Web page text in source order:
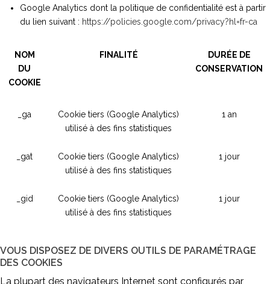
Google Analytics dont la politique de confidentialité est à partir
du lien suivant : https://policies.google.com/privacy?hl=fr-ca
NOM
DU
COOKIE
FINALITÉ
DURÉE DE
CONSERVATION
_ga
Cookie tiers (Google Analytics)
utilisé à des fins statistiques
1 an
_gat
Cookie tiers (Google Analytics)
utilisé à des fins statistiques
1 jour
_gid
Cookie tiers (Google Analytics)
utilisé à des fins statistiques
1 jour
VOUS DISPOSEZ DE DIVERS OUTILS DE PARAMÉTRAGE
DES COOKIES
La plupart des navigateurs Internet sont configurés par